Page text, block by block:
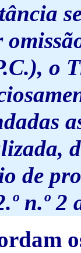
o
de
n.º 2